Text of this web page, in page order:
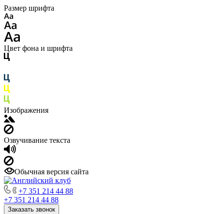
Размер шрифта
Цвет фона и шрифта
Изображения
Озвучивание текста
Обычная версия сайта
+7 351 214 44 88
+7 351 214 44 88
Заказать звонок